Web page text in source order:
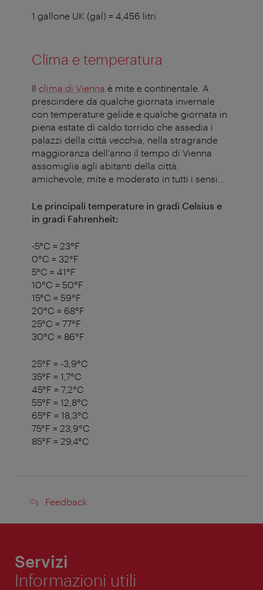
1 gallone UK (gal) = 4,456 litri
Clima e temperatura
Il clima di Vienna è mite e continentale. A
prescindere da qualche giornata invernale
con temperature gelide e qualche giornata in
piena estate di caldo torrido che assedia i
palazzi della città vecchia, nella stragrande
maggioranza dell'anno il tempo di Vienna
assomiglia agli abitanti della città:
amichevole, mite e moderato in tutti i sensi...
Le principali temperature in gradi Celsius e
in gradi Fahrenheit:
-5°C = 23°F
0°C = 32°F
5°C = 41°F
10°C = 50°F
15°C = 59°F
20°C = 68°F
25°C = 77°F
30°C = 86°F
25°F = -3,9°C
35°F = 1,7°C
45°F = 7,2°C
55°F = 12,8°C
65°F = 18,3°C
75°F = 23,9°C
85°F = 29,4°C
Feedback
Feedback
Servizi
Informazioni utili